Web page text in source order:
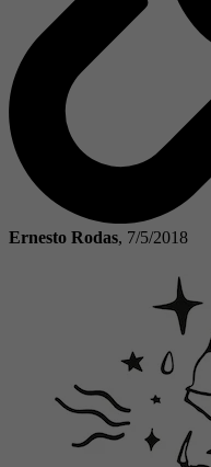
Ernesto Rodas, 7/5/2018